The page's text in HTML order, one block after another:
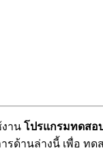
งาน โปรแกรมทดสอ
รด้านล่างนี้ เพื่อ ทด